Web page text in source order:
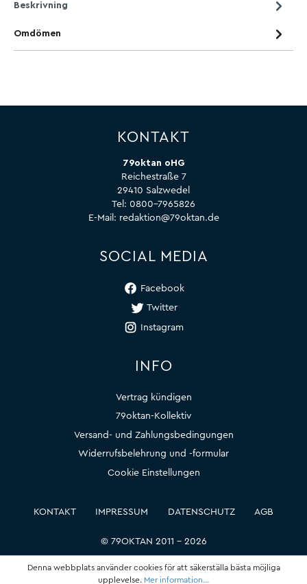
Beskrivning
Omdömen
KONTAKT
79oktan oHG
Reichestraße 7
29410 Salzwedel
Tel: 0800-7965826
E-Mail: redaktion@79oktan.de
SOCIAL MEDIA
Facebook
Twitter
Instagram
INFO
Vertrag kündigen
79oktan-Kollektiv
Versand- und Zahlungsbedingungen
Widerrufsbelehrung und -formular
Cookie Einstellungen
© 79OKTAN 2011 – 2026
KONTAKT IMPRESSUM DATENSCHUTZ AGB
Denna webbplats använder cookies för att säkerställa bästa möjliga
upplevelse. Mer information...